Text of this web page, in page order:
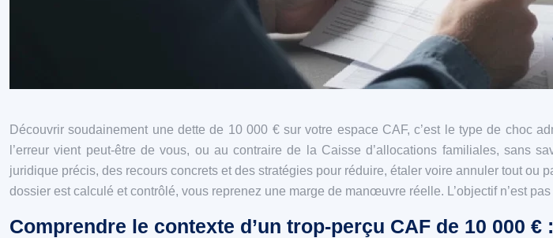
Découvrir soudainement une dette de 10 000 € sur votre espace CAF, c’est le type de choc
l’erreur vient peut‑être de vous, ou au contraire de la Caisse d’allocations familiales, sans
juridique précis, des recours concrets et des stratégies pour réduire, étaler voire annuler tout ou
dossier est calculé et contrôlé, vous reprenez une marge de manœuvre réelle. L’objectif n’est
Comprendre le contexte d’un trop-perçu CAF de 10 000